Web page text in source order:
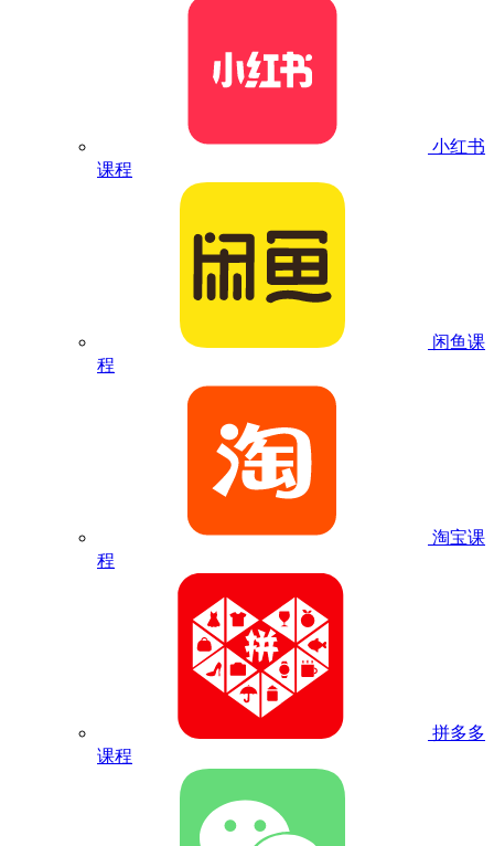
小红书
课程
闲鱼课
程
淘宝课
程
拼多多
课程